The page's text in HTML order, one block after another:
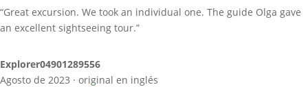
“Great excursion. We took an individual one. The guide Olga gave
an excellent sightseeing tour.”
Explorer04901289556
Agosto de 2023 · original en inglés